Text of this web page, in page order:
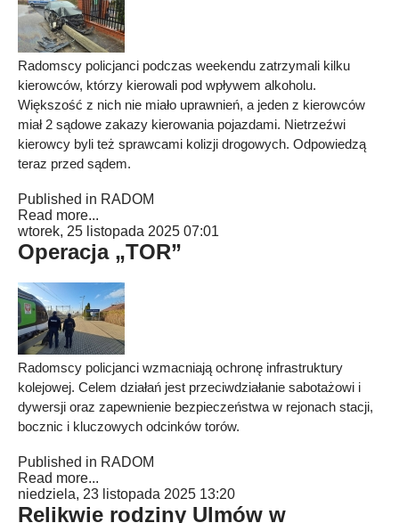
Radomscy policjanci podczas weekendu zatrzymali kilku
kierowców, którzy kierowali pod wpływem alkoholu.
Większość z nich nie miało uprawnień, a jeden z kierowców
miał 2 sądowe zakazy kierowania pojazdami. Nietrzeźwi
kierowcy byli też sprawcami kolizji drogowych. Odpowiedzą
teraz przed sądem.
Published in RADOM
Read more...
wtorek, 25 listopada 2025 07:01
Operacja „TOR”
Radomscy policjanci wzmacniają ochronę infrastruktury
kolejowej. Celem działań jest przeciwdziałanie sabotażowi i
dywersji oraz zapewnienie bezpieczeństwa w rejonach stacji,
bocznic i kluczowych odcinków torów.
Published in RADOM
Read more...
niedziela, 23 listopada 2025 13:20
Relikwie rodziny Ulmów w